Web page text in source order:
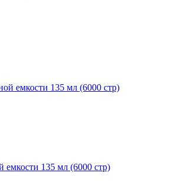
емкости 135 мл (6000 стр)